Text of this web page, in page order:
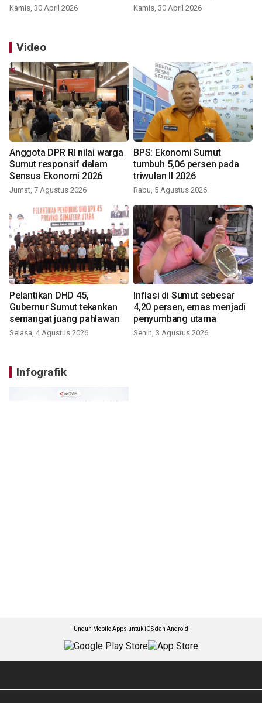
Kamis, 30 April 2026 Kamis, 30 April 2026
Video
Anggota DPR RI nilai warga
Sumut responsif dalam
Sensus Ekonomi 2026
Jumat, 7 Agustus 2026
BPS: Ekonomi Sumut
tumbuh 5,06 persen pada
triwulan II 2026
Rabu, 5 Agustus 2026
Pelantikan DHD 45,
Gubernur Sumut tekankan
semangat juang pahlawan
Selasa, 4 Agustus 2026
Inflasi di Sumut sebesar
4,20 persen, emas menjadi
penyumbang utama
Senin, 3 Agustus 2026
Infografik
Unduh Mobile Apps untuk iOS dan Android